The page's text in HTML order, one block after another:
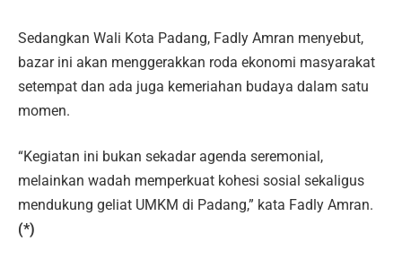
Sedangkan Wali Kota Padang, Fadly Amran menyebut,
bazar ini akan menggerakkan roda ekonomi masyarakat
setempat dan ada juga kemeriahan budaya dalam satu
momen.
“Kegiatan ini bukan sekadar agenda seremonial,
melainkan wadah memperkuat kohesi sosial sekaligus
mendukung geliat UMKM di Padang,” kata Fadly Amran.
(*)